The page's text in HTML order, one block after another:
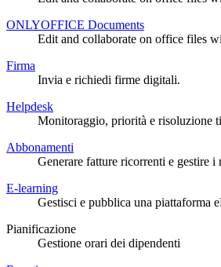
ONLYOFFICE Documents
Edit and collaborate on office files
Firma
Invia e richiedi firme digitali.
Helpdesk
Monitoraggio, priorità e risoluzione
Abbonamenti
Generare fatture ricorrenti e gestire i
E-learning
Gestisci e pubblica una piattaforma
Pianificazione
Gestione orari dei dipendenti